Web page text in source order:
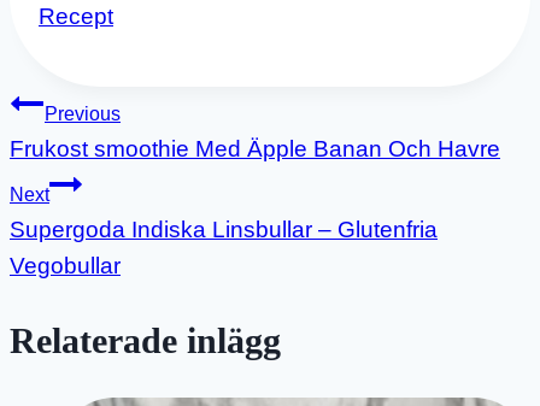
Recept
Inläggsnavigering
Previous
Frukost smoothie Med Äpple Banan Och Havre
Next
Supergoda Indiska Linsbullar – Glutenfria
Vegobullar
Relaterade inlägg